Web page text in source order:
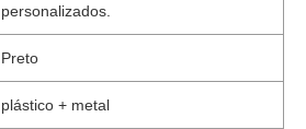
personalizados.
Preto
plástico + metal